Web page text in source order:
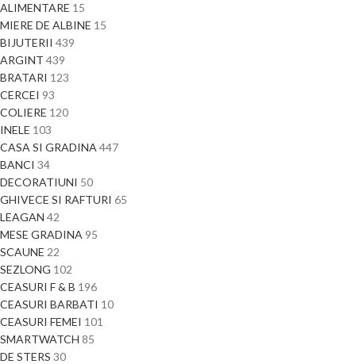
ALIMENTARE 15
MIERE DE ALBINE 15
BIJUTERII 439
ARGINT 439
BRATARI 123
CERCEI 93
COLIERE 120
INELE 103
CASA SI GRADINA 447
BANCI 34
DECORATIUNI 50
GHIVECE SI RAFTURI 65
LEAGAN 42
MESE GRADINA 95
SCAUNE 22
SEZLONG 102
CEASURI F & B 196
CEASURI BARBATI 10
CEASURI FEMEI 101
SMARTWATCH 85
DE STERS 30